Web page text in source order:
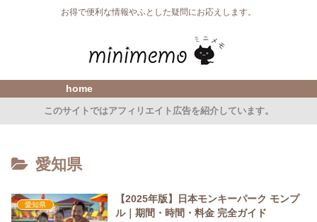
お得で便利な情報やふとした疑問にお応えします。
home
このサイトではアフィリエイト広告を紹介しています。
愛知県
愛知県
【2025年版】日本モンキーパーク モンプ
ル｜期間・時間・料金 完全ガイド